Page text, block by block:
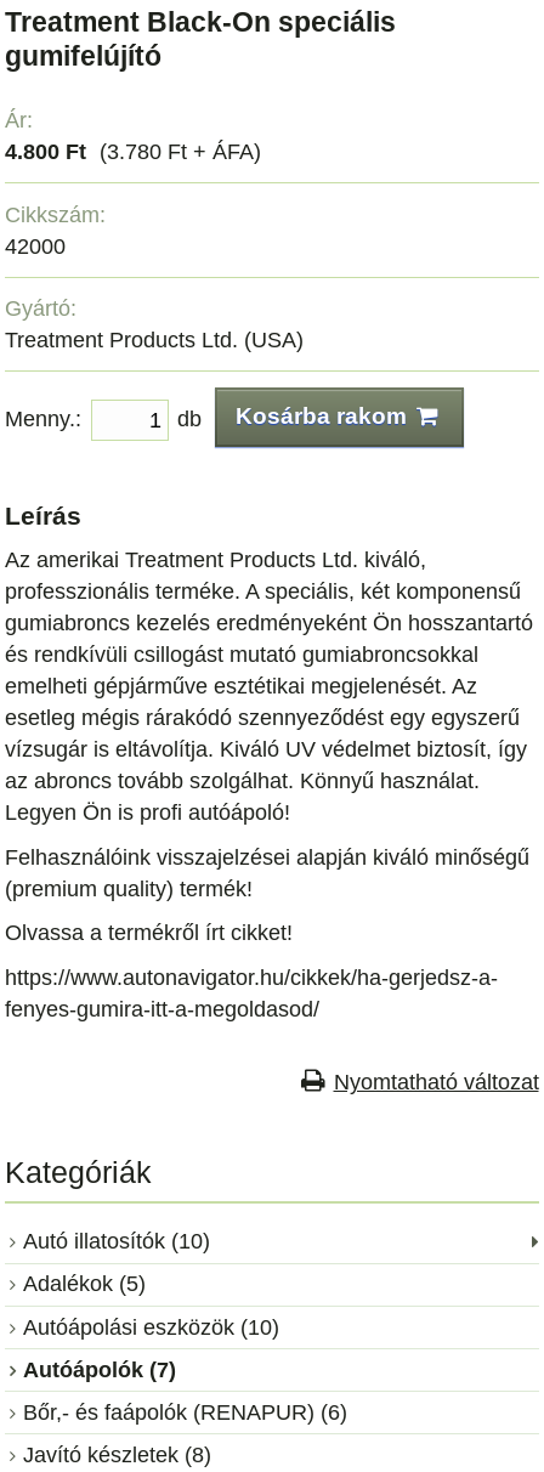
Treatment Black-On speciális
gumifelújító
Ár:
4.800 Ft (3.780 Ft + ÁFA)
Cikkszám:
42000
Gyártó:
Treatment Products Ltd. (USA)
Menny.: db Kosárba rakom
Leírás
Az amerikai Treatment Products Ltd. kiváló,
professzionális terméke. A speciális, két komponensű
gumiabroncs kezelés eredményeként Ön hosszantartó
és rendkívüli csillogást mutató gumiabroncsokkal
emelheti gépjárműve esztétikai megjelenését. Az
esetleg mégis rárakódó szennyeződést egy egyszerű
vízsugár is eltávolítja. Kiváló UV védelmet biztosít, így
az abroncs tovább szolgálhat. Könnyű használat.
Legyen Ön is profi autóápoló!
Felhasználóink visszajelzései alapján kiváló minőségű
(premium quality) termék!
Olvassa a termékről írt cikket!
https://www.autonavigator.hu/cikkek/ha-gerjedsz-a-
fenyes-gumira-itt-a-megoldasod/
Nyomtatható változat
Kategóriák
Autó illatosítók (10)
Adalékok (5)
Autóápolási eszközök (10)
Autóápolók (7)
Bőr,- és faápolók (RENAPUR) (6)
Javító készletek (8)